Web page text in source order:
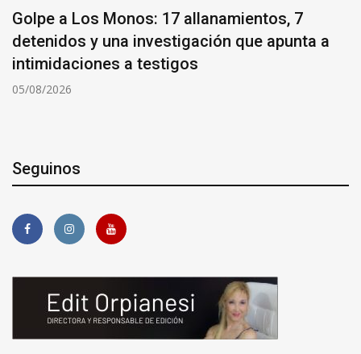
Golpe a Los Monos: 17 allanamientos, 7
detenidos y una investigación que apunta a
intimidaciones a testigos
05/08/2026
Seguinos